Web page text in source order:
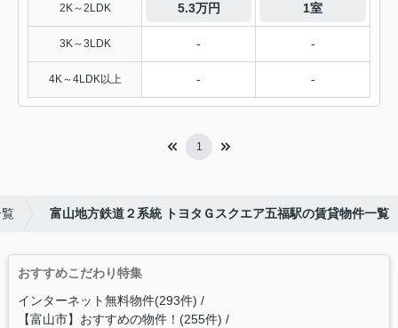
2K～2LDK 5.3万円 1室
3K～3LDK - -
4K～4LDK以上 - -
1
富山地方鉄道２系統 トヨタＧスクエア五福駅の賃貸物件一覧
おすすめこだわり特集
インターネット無料物件(293件)
【富山市】おすすめの物件！(255件)